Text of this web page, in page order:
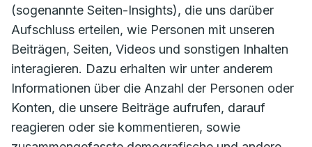
(sogenannte Seiten-Insights), die uns darüber
Aufschluss erteilen, wie Personen mit unseren
Beiträgen, Seiten, Videos und sonstigen Inhalten
interagieren. Dazu erhalten wir unter anderem
Informationen über die Anzahl der Personen oder
Konten, die unsere Beiträge aufrufen, darauf
reagieren oder sie kommentieren, sowie